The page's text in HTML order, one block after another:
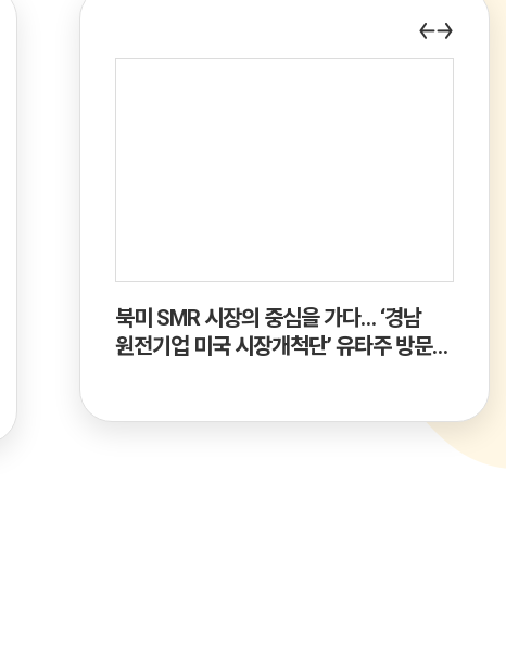
북미 SMR 시장의 중심을 가다… ‘경남
원전기업 미국 시장개척단’ 유타주 방문
5/5